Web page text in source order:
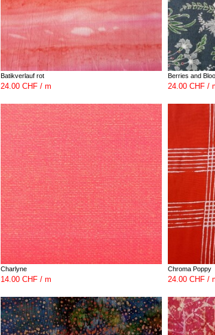
Batikverlauf rot
24.00 CHF / m
Berries and
24.00 CHF /
Charlyne
14.00 CHF / m
Chroma Poppy
24.00 CHF /